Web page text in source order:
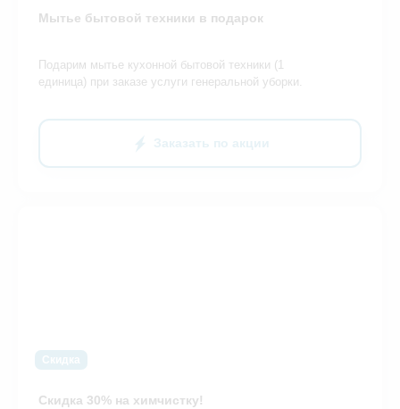
Мытье бытовой техники в подарок
Подарим мытье кухонной бытовой техники (1
единица) при заказе услуги генеральной уборки.
Заказать по акции
Скидка
Скидка 30% на химчистку!